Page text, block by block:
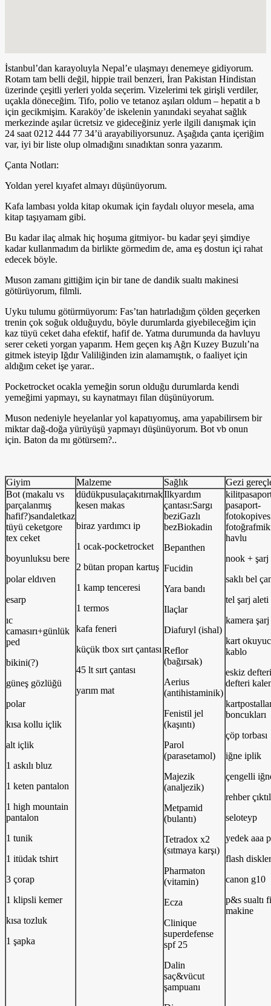
İstanbul’dan karayoluyla Nepal’e ulaşmayı denemeye gidiyorum.
Rotam tam belli değil, hippie trail benzeri, İran Pakistan Hindistan
üzerinde çeşitli yerleri yolda seçerim. Vizelerimi tek girişli verdiler,
uçakla döneceğim. Tifo, polio ve tetanoz aşıları oldum – hepatit a b
için gecikmişim. Karaköy’de iskelenin yanındaki seyahat sağlık
merkezinde aşılar ücretsiz ve gideceğiniz yerle ilgili danışmak için
24 saat 0212 444 77 34’ü arayabiliyorsunuz. Aşağıda çanta içeriğim
var, iyi bir liste olup olmadığını sınadıktan sonra yazarım.
Çanta Notları:
Yoldan yerel kıyafet almayı düşünüyorum.
Kafa lambası yolda kitap okumak için faydalı oluyor mesela, ama
kitap taşıyamam gibi.
Bu kadar ilaç almak hiç hoşuma gitmiyor- bu kadar şeyi şimdiye
kadar kullanmadım da birlikte görmedim de, ama eş dostun içi rahat
edecek böyle.
Muson zamanı gittiğim için bir tane de dandik sualtı makinesi
götürüyorum, filmli.
Uyku tulumu götürmüyorum: Fas’tan hatırladığım çölden geçerken
trenin çok soğuk olduğuydu, böyle durumlarda giyebileceğim için
kaz tüyü ceket daha efektif, hafif de. Yatma durumunda da havluyu
serer ceketi yorgan yaparım. Hem geçen kış Ağrı Kuzey Buzulı’na
gitmek isteyip Iğdır Valiliğinden izin alamamıştık, o faaliyet için
aldığım ceket işe yarar..
Pocketrocket ocakla yemeğin sorun olduğu durumlarda kendi
yemeğimi yapmayı, su kaynatmayı filan düşünüyorum.
Muson nedeniyle heyelanlar yol kapatıyomuş, ama yapabilirsem bir
miktar dağ-doğa yürüyüşü yapmayı düşünüyorum. Bot vb onun
için. Baton da mı götürsem?..
Giyim Malzeme Sağlık
Gezi
Bot (makalu vs
parçalanmış
hafif?)sandaletkaz
tüyü ceketgore
tex ceket
boyunluksu bere
polar eldıven
esarp
ıc
camasırı+günlük
ped
bikini(?)
güneş gözlüğü
polar
kısa kollu içlik
alt içlik
1 askılı bluz
1 keten pantalon
1 high mountain
pantalon
1 tunik
1 itüdak tshirt
3 çorap
1 klipsli kemer
kısa tozluk
1 şapka
düdükpusulaçakıtırnak
kesen makas
biraz yardımcı ip
1 ocak-pocketrocket
2 bütan propan kartuş
1 kamp tenceresi
1 termos
kafa feneri
küçük tbox sırt çantası
45 lt sırt çantası
yarım mat
Ilkyardım
çantası:Sargı
beziGazlı
bezBiokadin
Bepanthen
Fucidin
Yara bandı
Ilaçlar
Diafuryl (ishal)
Reflor
(bağırsak)
Aerius
(antihistaminik)
Fenistil jel
(kaşıntı)
Parol
(parasetamol)
Majezik
(analjezik)
Metpamid
(bulantı)
Tetradox x2
(sıtmaya karşı)
Pharmaton
(vitamin)
Ecza
Clinique
superdefense
spf 25
Dalin
saç&vücut
şampuanı
pasaport-
havlu
nook + şarj
saklı bel
tel şarj aleti
kamera
kart
kablo
eskiz
defteri
boncukları
çöp torbası
iğne iplik
çengelli
rehber
seloteyp
yedek aaa
flash diskler
canon g10
p&s sualtı
makine